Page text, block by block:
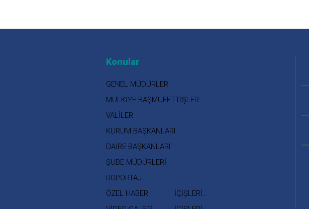
Konular
GENEL MÜDÜRLER
MÜLKİYE BAŞMÜFETTİŞLER
VALİLER
KURUM BAŞKANLARI
DAİRE BAŞKANLARI
ŞUBE MÜDÜRLERİ
RÖPORTAJ
ÖZEL HABER
İÇİŞLERİ
BAKANI